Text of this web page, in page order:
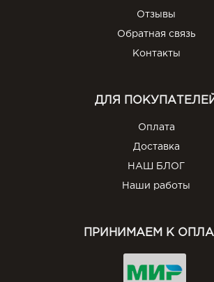
Отзывы
Обратная связь
Контакты
ДЛЯ
Оплата
Доставка
НАШ БЛОГ
Наши работы
ПРИНИМАЕМ К